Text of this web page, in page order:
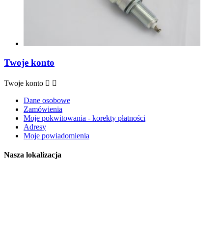
Twoje konto
Twoje konto  
Dane osobowe
Zamówienia
Moje pokwitowania - korekty płatności
Adresy
Moje powiadomienia
Nasza lokalizacja